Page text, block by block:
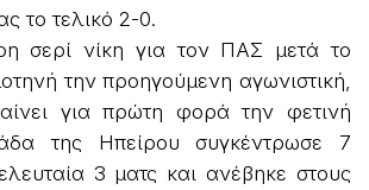
το τελικό 2-0.
σερί νίκη για τον ΠΑΣ μετά το
την προηγούμενη αγωνιστική,
για πρώτη φορά την φετινή
της Ηπείρου συγκέντρωσε 7
3 ματς και ανέβηκε στους